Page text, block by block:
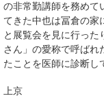
の非常勤講師を務めて
てきた中也は冨倉の家
と展覧会を見に行っ
さん」の愛称で呼ばれ
たことを医師に診断し
上京